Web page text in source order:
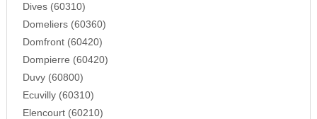
Dives (60310)
Domeliers (60360)
Domfront (60420)
Dompierre (60420)
Duvy (60800)
Ecuvilly (60310)
Elencourt (60210)